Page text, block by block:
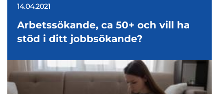
14.04.2021
Arbetssökande, ca 50+ och vill ha
stöd i ditt jobbsökande?